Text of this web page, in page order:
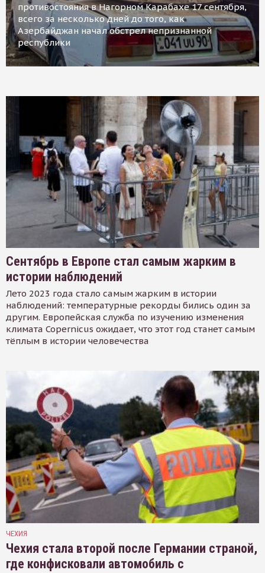
противостояния в Нагорном Карабахе 17 сентября,
всего за несколько дней до того, как
Азербайджан начал обстрел непризнанной
республики
Сентябрь в Европе стал самым жарким в
истории наблюдений
Лето 2023 года стало самым жарким в истории
наблюдений: температурные рекорды бились один за
другим. Европейская служба по изучению изменения
климата Copernicus ожидает, что этот год станет самым
тёплым в истории человечества
ЧЕХИЯ
Чехия стала второй после Германии страной,
где конфисковали автомобиль с